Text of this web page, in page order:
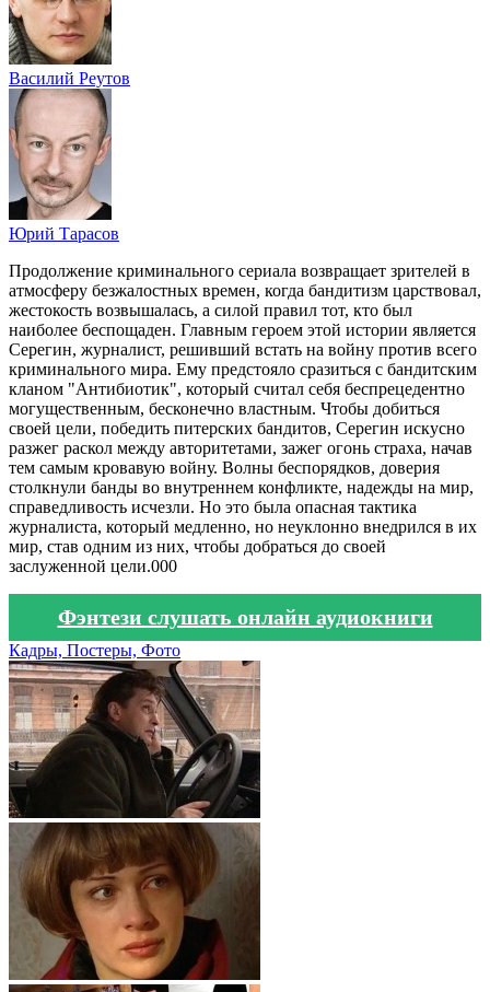
Василий Реутов
Юрий Тарасов
Продолжение криминального сериала возвращает зрителей в
атмосферу безжалостных времен, когда бандитизм царствовал,
жестокость возвышалась, а силой правил тот, кто был
наиболее беспощаден. Главным героем этой истории является
Серегин, журналист, решивший встать на войну против всего
криминального мира. Ему предстояло сразиться с бандитским
кланом "Антибиотик", который считал себя беспрецедентно
могущественным, бесконечно властным. Чтобы добиться
своей цели, победить питерских бандитов, Серегин искусно
разжег раскол между авторитетами, зажег огонь страха, начав
тем самым кровавую войну. Волны беспорядков, доверия
столкнули банды во внутреннем конфликте, надежды на мир,
справедливость исчезли. Но это была опасная тактика
журналиста, который медленно, но неуклонно внедрился в их
мир, став одним из них, чтобы добраться до своей
заслуженной цели.000
Фэнтези слушать онлайн аудиокниги
Кадры, Постеры, Фото